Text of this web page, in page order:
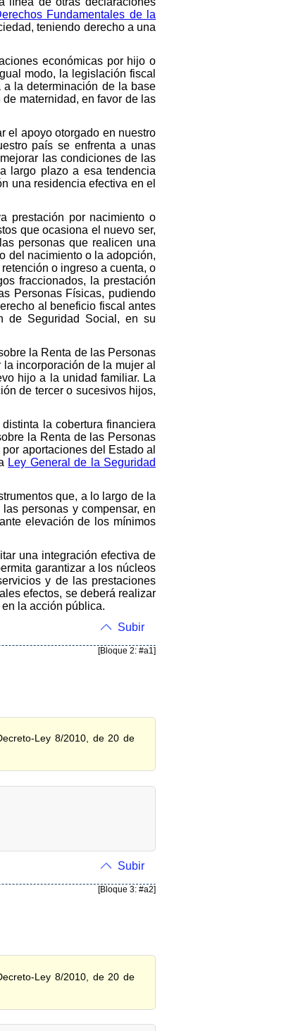
Fundamentales de la
teniendo derecho a una
económicas por hijo o
modo, la legislación fiscal
la determinación de la base
maternidad, en favor de las
el apoyo otorgado en nuestro
país se enfrenta a unas
las condiciones de las
largo plazo a esa tendencia
una residencia efectiva en el
prestación por nacimiento o
que ocasiona el nuevo ser,
personas que realicen una
del nacimiento o la adopción,
o ingreso a cuenta, o
fraccionados, la prestación
Personas Físicas, pudiendo
al beneficio fiscal antes
de Seguridad Social, en su
la Renta de las Personas
incorporación de la mujer al
hijo a la unidad familiar. La
de tercer o sucesivos hijos,
la cobertura financiera
la Renta de las Personas
aportaciones del Estado al
Ley General de la Seguridad
que, a lo largo de la
personas y compensar, en
elevación de los mínimos
una integración efectiva de
garantizar a los núcleos
y de las prestaciones
efectos, se deberá realizar
la acción pública.
Subir
[Bloque 2: #a1]
Ley 8/2010, de 20 de
Subir
[Bloque 3: #a2]
Ley 8/2010, de 20 de